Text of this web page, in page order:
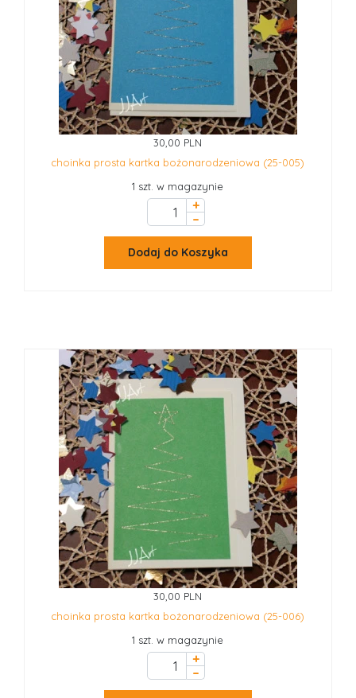
30,00 PLN
choinka prosta kartka bożonarodzeniowa (25-005)
1 szt. w magazynie
+
–
Dodaj do Koszyka
30,00 PLN
choinka prosta kartka bożonarodzeniowa (25-006)
1 szt. w magazynie
+
–